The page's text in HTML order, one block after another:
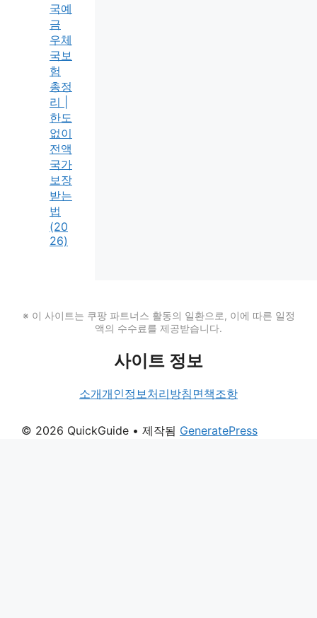
국예
금
우체
국보
험
총정
리 |
한도
없이
전액
국가
보장
받는
법
(20
26)
※ 이 사이트는 쿠팡 파트너스 활동의 일환으로, 이에 따른 일정
액의 수수료를 제공받습니다.
사이트 정보
소개개인정보처리방침 면책조항
© 2026 QuickGuide • 제작됨 GeneratePress